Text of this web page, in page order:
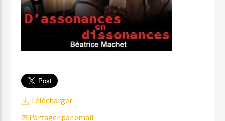
Télécharger
✉ Partager par email